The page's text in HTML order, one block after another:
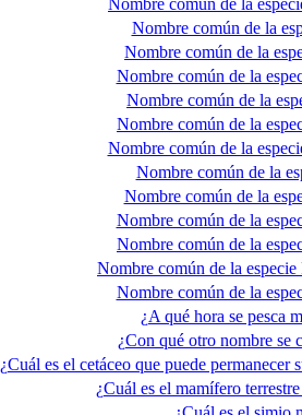
Nombre común de la
Nombre común de la
Nombre común de la
Nombre común de la
Nombre común de la
Nombre común de la
Nombre común de la
Nombre común de la
Nombre común de la
Nombre común de la
Nombre común de la
Nombre común de la
¿A qué hora se pesca
¿Con qué otro nombre se
¿Cuál es el cetáceo que puede
¿Cuál es el mamífero